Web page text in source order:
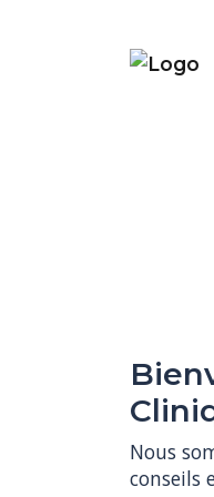
Nous
conseils
Depuis
notre